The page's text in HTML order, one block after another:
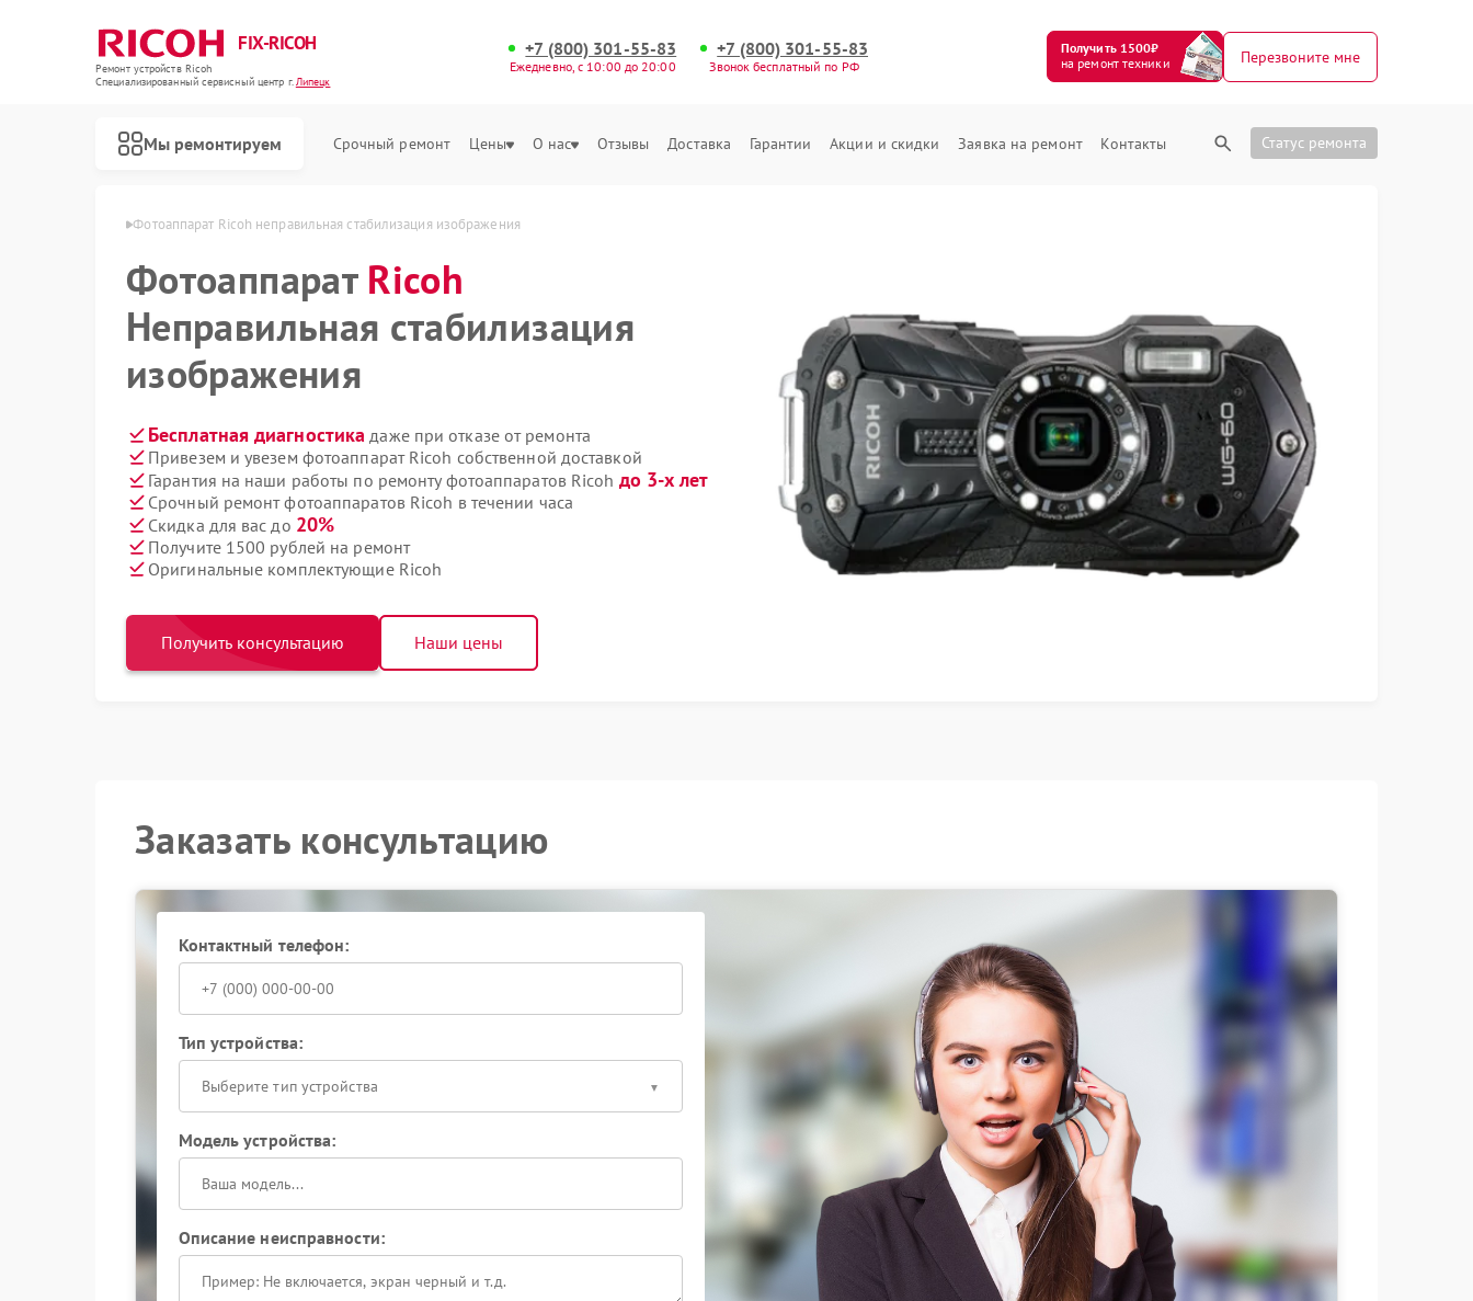
FIX-RICOH
Ремонт устройств Ricoh
Специализированный cервисный центр г.Липецк
+7 (800) 301-55-83
Ежедневно, с 10:00 до 20:00
+7 (800) 301-55-83
Звонок бесплатный по РФ
Получить 1500₽
на ремонт техники
Перезвоните мне
Мы ремонтируем Срочный ремонт Цены О нас Отзывы Доставка Гарантии Акции и скидки Заявка на ремонт Контакты Статус ремонта
Ricoh в Липецке Фотоаппарат Ricoh неправильная стабилизация изображения
Фотоаппарат Ricoh
Неправильная стабилизация
изображения
Бесплатная диагностика даже при отказе от ремонта
Привезем и увезем фотоаппарат Ricoh собственной доставкой
Гарантия на наши работы по ремонту фотоаппаратов Ricoh до 3-х лет
Срочный ремонт фотоаппаратов Ricoh в течении часа
Скидка для вас до 20%
Получите 1500 рублей на ремонт
Оригинальные комплектующие Ricoh
Получить консультацию Наши цены
Заказать консультацию
Контактный телефон:
Тип устройства:
Выберите тип устройства
Модель устройства:
Описание неисправности: